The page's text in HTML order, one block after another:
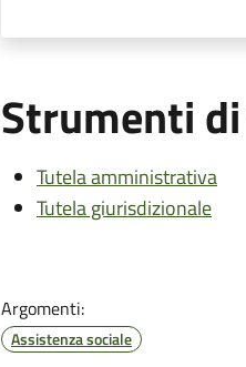
Strumenti
Tutela amministrativa
Tutela giurisdizionale
Argomenti:
Assistenza sociale